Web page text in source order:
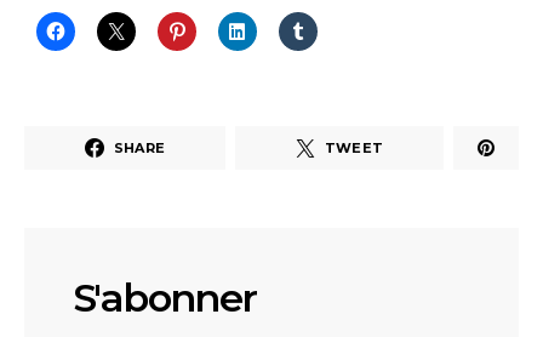
SHARE TWEET
S'abonner